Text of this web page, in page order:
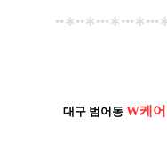
••∗••∗•••∗•••∗•••
대구 범어동 W케어